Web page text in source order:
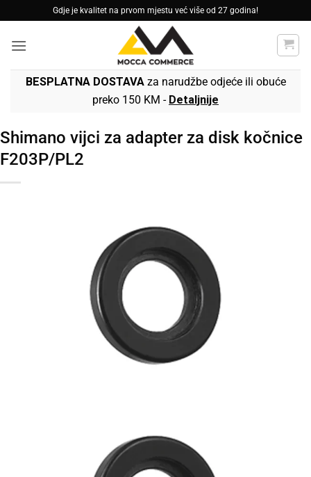
to
content
Gdje je kvalitet na prvom mjestu već više od 27 godina!
BESPLATNA DOSTAVAza narudžbe odjeće ili obuće
preko 150 KM - Detaljnije
Shimano vijci za adapter za disk kočnice
F203P/PL2